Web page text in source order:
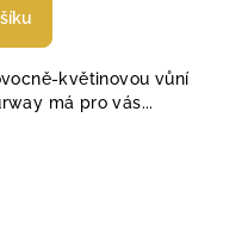
květinovou vůní
má pro vás...